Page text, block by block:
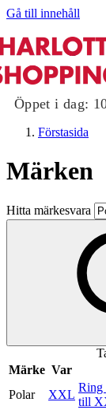
Gå till innehåll
Öppet i dag:
Butiker
Mat och
Evenemang
Inspiration
Förstasida
Märken
Hitta märkesvara
Märke Var
Polar
XXL
Ring
till